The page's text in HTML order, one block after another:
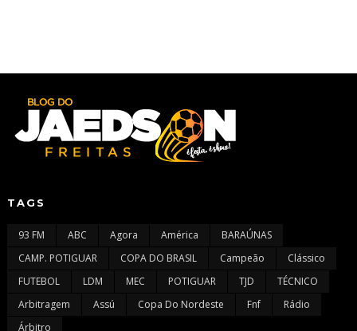
TAGS
93 FM ABC Agora América
BARAÚNAS
CAMP. POTIGUAR
COPA DO BRASIL Campeão
Clássico
FUTEBOL
LDM MEC POTIGUAR TJD
TÉCNICO
Arbitragem
Assú Copa Do Nordeste Fnf
Rádio
Árbitro